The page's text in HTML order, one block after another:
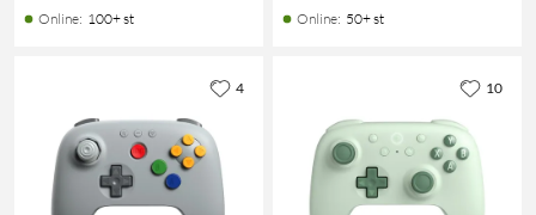
Online: 100+ st Online: 50+ st
4 10